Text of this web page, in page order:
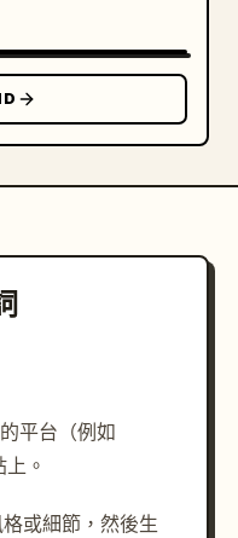
平台（例如
。
或細節，然後生